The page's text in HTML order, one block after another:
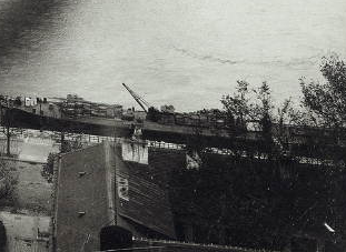
1913 · Berlin
a Charlottenburgi kastély bejárata a Spandauer Damm felől nézve.
1913 · Berlin
Tiergarten, a Königsplatz